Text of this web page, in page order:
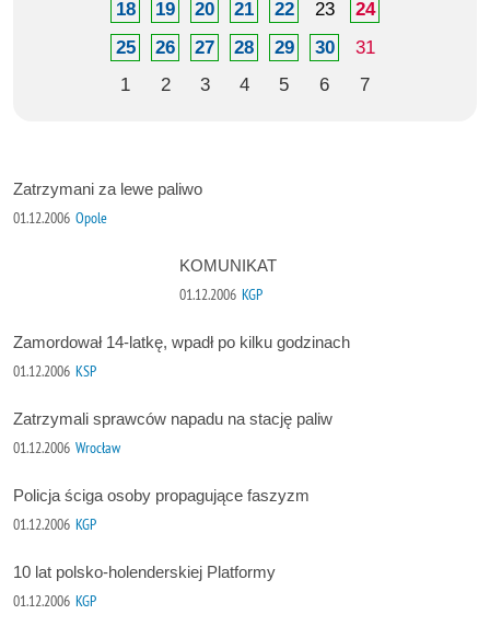
18
19 20 21 22 23
24
25
26 27 28 29 30
31
1
2 3 4 5 6 7
Zatrzymani za lewe paliwo
01.12.2006 Opole
KOMUNIKAT
01.12.2006 KGP
Zamordował 14-latkę, wpadł po kilku godzinach
01.12.2006 KSP
Zatrzymali sprawców napadu na stację paliw
01.12.2006 Wrocław
Policja ściga osoby propagujące faszyzm
01.12.2006 KGP
10 lat polsko-holenderskiej Platformy
01.12.2006 KGP